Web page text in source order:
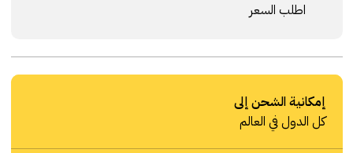
اطلب السعر
إمكانية الشحن إلى
كل الدول في العالم